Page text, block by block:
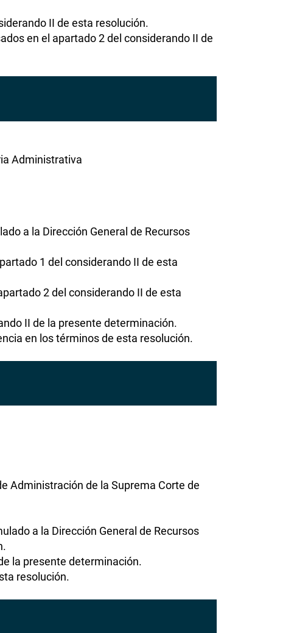
II de esta resolución.
en el apartado 2 del considerando II de
Administrativa
a la Dirección General de Recursos
1 del considerando II de esta
2 del considerando II de esta
II de la presente determinación.
en los términos de esta resolución.
Administración de la Suprema Corte de
a la Dirección General de Recursos
la presente determinación.
resolución.